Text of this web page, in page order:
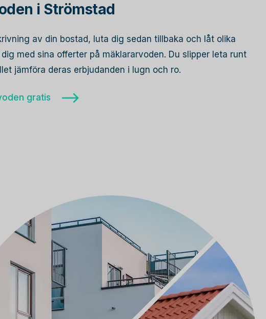
i Strömstad
av din bostad, luta dig sedan tillbaka och låt olika
med sina offerter på mäklararvoden. Du slipper leta runt
jämföra deras erbjudanden i lugn och ro.
gratis